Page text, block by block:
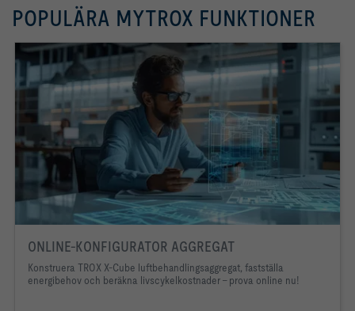
POPULÄRA MYTROX FUNKTIONER
ONLINE-KONFIGURATOR AGGREGAT
Konstruera TROX X-Cube luftbehandlingsaggregat, fastställa
energibehov och beräkna livscykelkostnader - prova online nu!